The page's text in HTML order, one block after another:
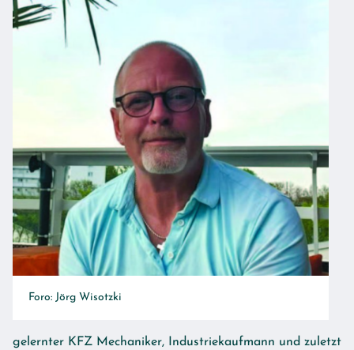
Foro: Jörg Wisotzki
gelernter KFZ Mechaniker, Indu­striekaufmann und zuletzt